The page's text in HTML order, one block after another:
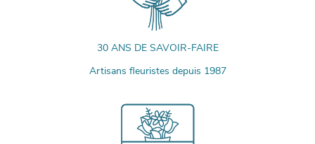
30 ANS DE SAVOIR-FAIRE
Artisans fleuristes depuis 1987